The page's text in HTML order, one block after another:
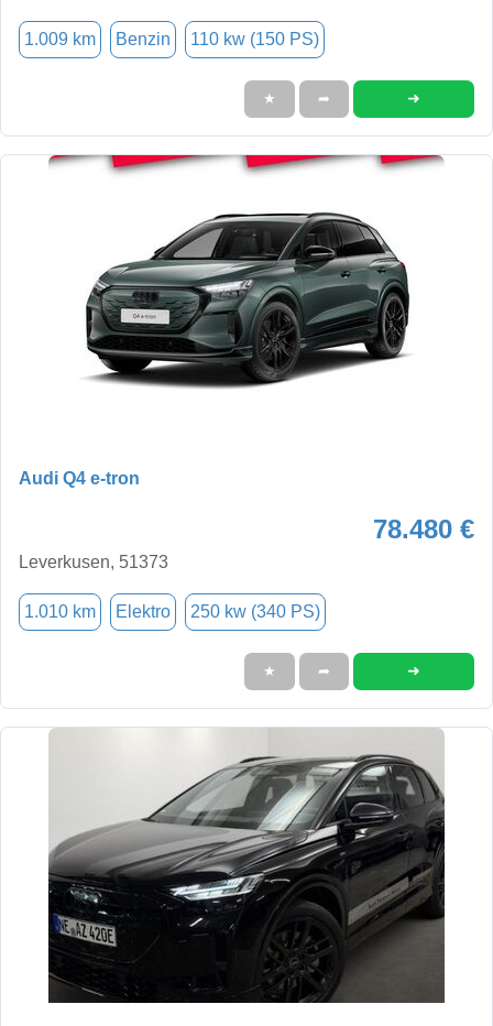
1.009 km Benzin 110 kw (150 PS)
★ ➦ ➜
Audi Q4 e-tron
78.480 €
Leverkusen, 51373
1.010 km Elektro 250 kw (340 PS)
★ ➦ ➜